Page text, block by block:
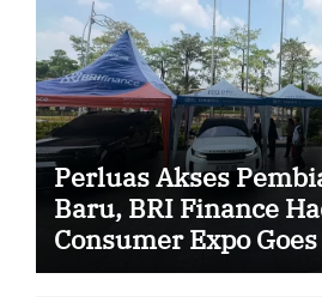
Perluas Akses
Baru, BRI Finance
Consumer Expo
Summarecon Bekasi